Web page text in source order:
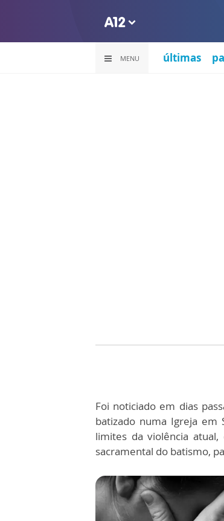
MENU últimas
Foi noticiado em dias
batizado numa Igreja em
limites da violência
sacramental do batismo,